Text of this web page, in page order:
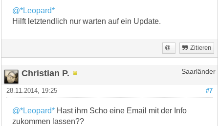
@*Leopard*
Hilft letztendlich nur warten auf ein Update.
Zitieren
Christian P. Saarländer
#7
28.11.2014, 19:25
@*Leopard* Hast ihm Scho eine Email mit der Info
zukommen lassen??